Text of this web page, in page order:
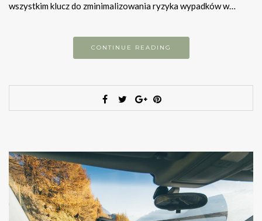
wszystkim klucz do zminimalizowania ryzyka wypadków w…
CONTINUE READING